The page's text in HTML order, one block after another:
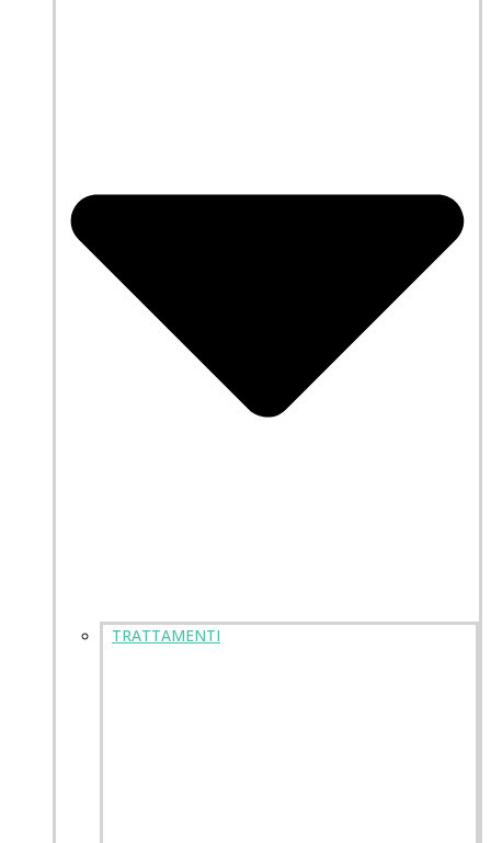
TRATTAMENTI